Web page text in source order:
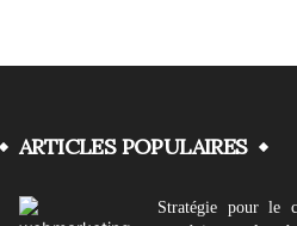
ARTICLES POPULAIRES
Stratégie pour le